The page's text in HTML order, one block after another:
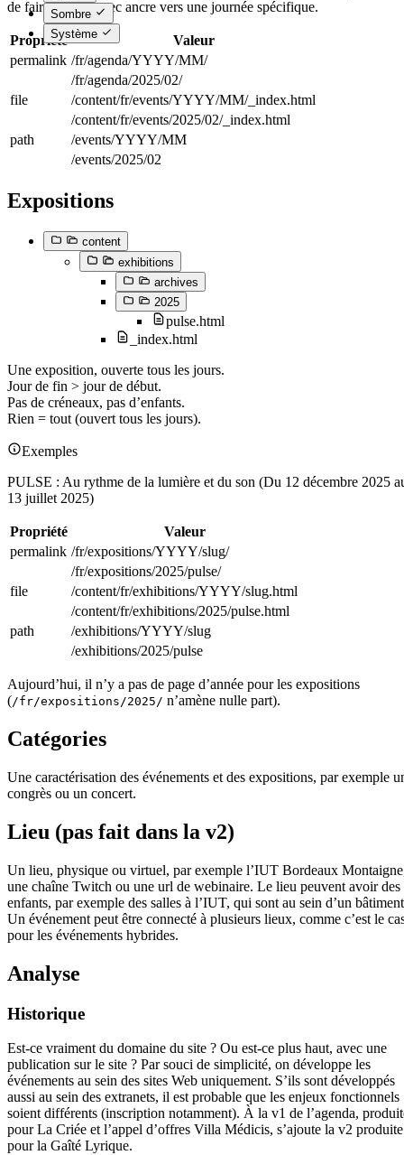
Sombre
Système
de faire un lien avec ancre vers une journée spécifique.
Propriété
Valeur
permalink /fr/agenda/YYYY/MM/
/fr/agenda/2025/02/
file
/content/fr/events/YYYY/MM/_index.html
/content/fr/events/2025/02/_index.html
path
/events/YYYY/MM
/events/2025/02
Expositions
content
exhibitions
archives
2025
pulse.html
_index.html
Une exposition, ouverte tous les jours.
Jour de fin > jour de début.
Pas de créneaux, pas d’enfants.
Rien = tout (ouvert tous les jours).
Exemples
PULSE : Au rythme de la lumière et du son (Du 12 décembre 2025
13 juillet 2025)
Propriété
Valeur
permalink /fr/expositions/YYYY/slug/
/fr/expositions/2025/pulse/
file
/content/fr/exhibitions/YYYY/slug.html
/content/fr/exhibitions/2025/pulse.html
path
/exhibitions/YYYY/slug
/exhibitions/2025/pulse
Aujourd’hui, il n’y a pas de page d’année pour les expositions
(/fr/expositions/2025/ n’amène nulle part).
Catégories
Une caractérisation des événements et des expositions, par exemple
congrès ou un concert.
Lieu (pas fait dans la v2)
Un lieu, physique ou virtuel, par exemple l’IUT Bordeaux
une chaîne Twitch ou une url de webinaire. Le lieu peuvent avoir des
enfants, par exemple des salles à l’IUT, qui sont au sein d’un
Un événement peut être connecté à plusieurs lieux, comme c’est le
pour les événements hybrides.
Analyse
Historique
Est-ce vraiment du domaine du site ? Ou est-ce plus haut, avec une
publication sur le site ? Par souci de simplicité, on développe les
événements au sein des sites Web uniquement. S’ils sont développés
aussi au sein des extranets, il est probable que les enjeux fonctionnels
soient différents (inscription notamment). À la v1 de l’agenda,
pour La Criée et l’appel d’offres Villa Médicis, s’ajoute la v2 produite
pour la Gaîté Lyrique.